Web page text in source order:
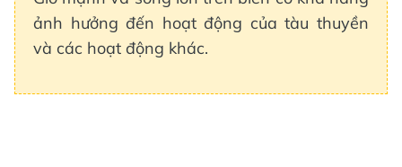
ảnh hưởng đến hoạt động của tàu thuyền
và các hoạt động khác.